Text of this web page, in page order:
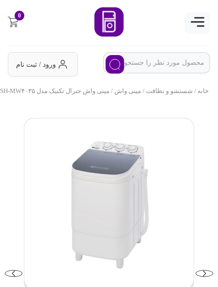
0
ورود / ثبت نام
خانه/ شستشو و نظافت/ مینی واش/ مینی‌ واش جنرال تکنیک مدل SH-MW۴۰۳۵